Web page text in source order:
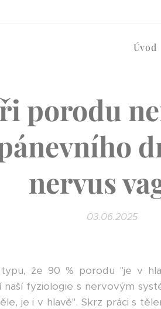
Úvod
porodu
nervus
03.06.2025
že 90 % porodu "je v
naší fyziologie s nervovým
je i v hlavě". Skrz práci s